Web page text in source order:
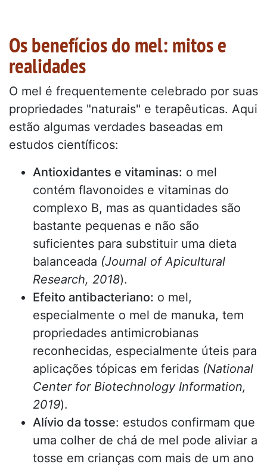
Os benefícios do mel: mitos e
realidades
O mel é frequentemente celebrado por suas
propriedades "naturais" e terapêuticas. Aqui
estão algumas verdades baseadas em
estudos científicos:
Antioxidantes e vitaminas: o mel
contém flavonoides e vitaminas do
complexo B, mas as quantidades são
bastante pequenas e não são
suficientes para substituir uma dieta
balanceada (Journal of Apicultural
Research, 2018).
Efeito antibacteriano: o mel,
especialmente o mel de manuka, tem
propriedades antimicrobianas
reconhecidas, especialmente úteis para
aplicações tópicas em feridas (National
Center for Biotechnology Information,
2019).
Alívio da tosse: estudos confirmam que
uma colher de chá de mel pode aliviar a
tosse em crianças com mais de um ano